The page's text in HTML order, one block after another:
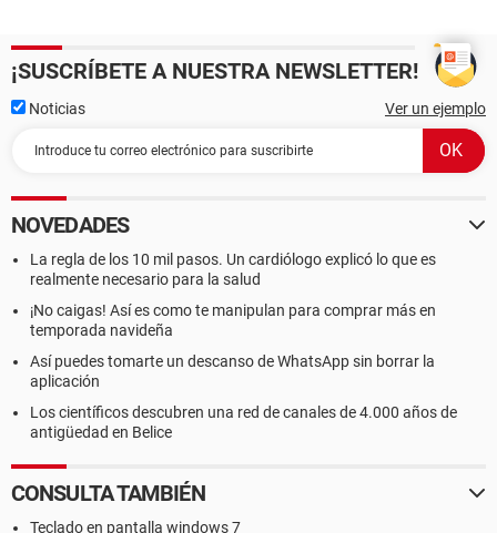
¡SUSCRÍBETE A NUESTRA NEWSLETTER!
Noticias Ver un ejemplo
NOVEDADES
La regla de los 10 mil pasos. Un cardiólogo explicó lo que es
realmente necesario para la salud
¡No caigas! Así es como te manipulan para comprar más en
temporada navideña
Así puedes tomarte un descanso de WhatsApp sin borrar la
aplicación
Los científicos descubren una red de canales de 4.000 años de
antigüedad en Belice
CONSULTA TAMBIÉN
Teclado en pantalla windows 7